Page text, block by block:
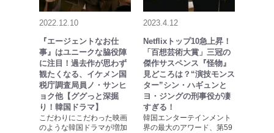
2022.12.10
『エージェントなお仕
事』はユニークな脇役陣
に注目！過去作が思わず
観たくなる、イケメン国
税庁調査局員ノ・サンヒ
ョク他【ググっと深掘
り！韓国ドラマ】
こだわりにこだわった映画
のような韓国ドラマが増加
2023.4.12
Netflixトップ10急上昇！
「百想芸術大賞」三冠の
傑作サスペンス『怪物』
見どころは？“演技モンス
ター”シン・ハギュンと
ヨ・ジングの刑事役が凄
すぎる！
韓国エンターテインメント
界の最大のアワード、第59